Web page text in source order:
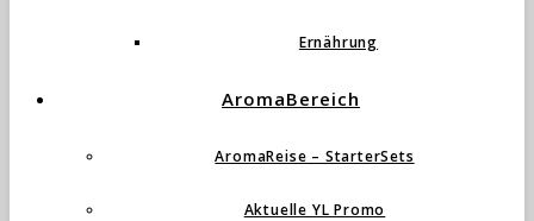
Ernährung
AromaBereich
AromaReise – StarterSets
Aktuelle YL Promo